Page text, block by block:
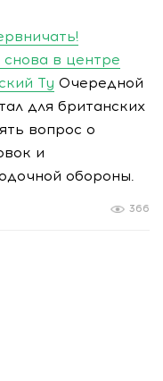
в центре
Ту Очередной
для британских
вопрос о
и
обороны.
366